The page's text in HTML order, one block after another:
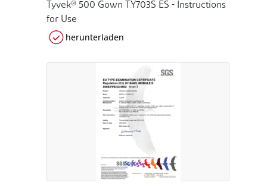
Tyvek® 500 Gown TY703S ES - Instructions
for Use
herunterladen